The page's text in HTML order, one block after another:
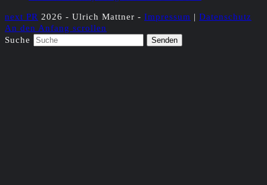
next PR 2026 - Ulrich Mattner - Impressum | Datenschutz
An den Anfang scrollen
Suche
Senden